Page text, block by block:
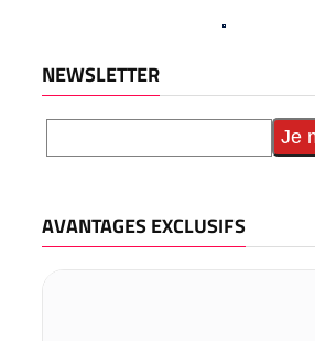
NEWSLETTER
AVANTAGES EXCLUSIFS